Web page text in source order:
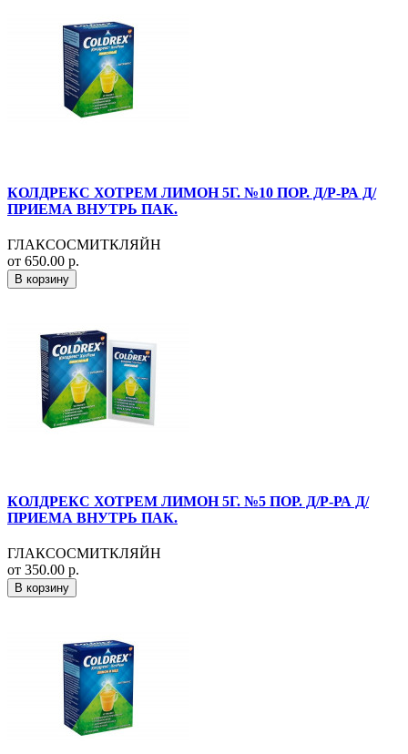
КОЛДРЕКС ХОТРЕМ ЛИМОН 5Г. №10 ПОР. Д/Р-РА Д/
ПРИЕМА ВНУТРЬ ПАК.
ГЛАКСОСМИТКЛЯЙН
от 650.00 р.
В корзину
КОЛДРЕКС ХОТРЕМ ЛИМОН 5Г. №5 ПОР. Д/Р-РА Д/
ПРИЕМА ВНУТРЬ ПАК.
ГЛАКСОСМИТКЛЯЙН
от 350.00 р.
В корзину